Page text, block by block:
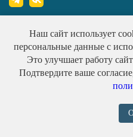
194352, Санкт-
округ Сергиевское,
А, помещ. 341/1
Наш сайт использует
персональные данные с
Это улучшает работу
Подтвердите ваше